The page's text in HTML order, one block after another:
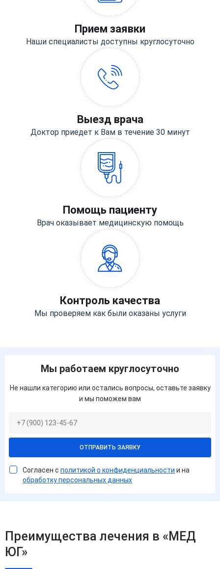
Прием заявки
Наши специалисты доступны круглосуточно
Выезд врача
Доктор приедет к Вам в течение 30 минут
Помощь пациенту
Врач оказывает медицинскую помощь
Контроль качества
Мы проверяем как были оказаны услуги
Мы работаем круглосуточно
Не нашли категорию или остались вопросы, оставьте заявку
и мы поможем вам
ОТПРАВИТЬ ЗАЯВКУ
Согласен с политикой о конфиденциальности и на
обработку персональных данных
Преимущества лечения в «МЕД
ЮГ»